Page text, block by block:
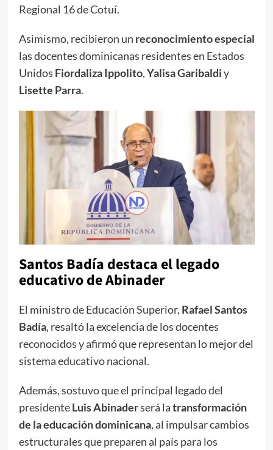
Regional 16 de Cotuí.
Asimismo, recibieron un reconocimiento especial
las docentes dominicanas residentes en Estados
Unidos Fiordaliza Ippolito,Yalisa Garibaldiy
Lisette Parra.
Santos Badía destaca el legado
educativo de Abinader
El ministro de Educación Superior, Rafael Santos
Badía, resaltó la excelencia de los docentes
reconocidos y afirmó que representan lo mejor del
sistema educativo nacional.
Además, sostuvo que el principal legado del
presidenteLuis Abinaderserá latransformación
de la educación dominicana, al impulsar cambios
estructurales que preparen al país para los